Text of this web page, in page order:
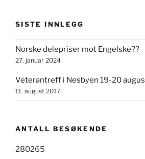
SISTE INNLEGG
Norske delepriser mot Engelske??
27. januar 2024
Veterantreff i Nesbyen 19-20
11. august 2017
ANTALL BESØKENDE
280265